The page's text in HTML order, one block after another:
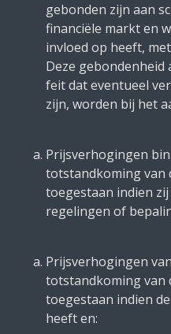
gebonden zijn aan
financiële markt en
invloed op heeft,
Deze gebondenheid
feit dat eventueel
zijn, worden bij het
Prijsverhogingen
totstandkoming van
toegestaan indien
regelingen of
Prijsverhogingen
totstandkoming van
toegestaan indien
heeft en: